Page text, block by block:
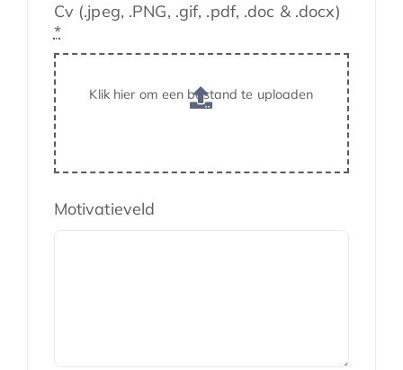
Cv (.jpeg, .PNG, .gif, .pdf, .doc & .docx)
*
Klik hier om een bestand te uploaden
Motivatieveld